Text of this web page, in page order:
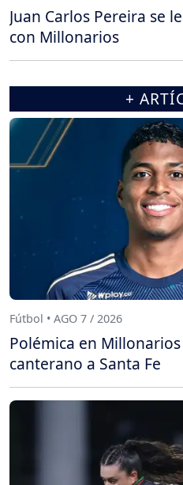
Juan Carlos Pereira se
con Millonarios
+
Fútbol • AGO 7 / 2026
Polémica en
canterano a Santa Fe